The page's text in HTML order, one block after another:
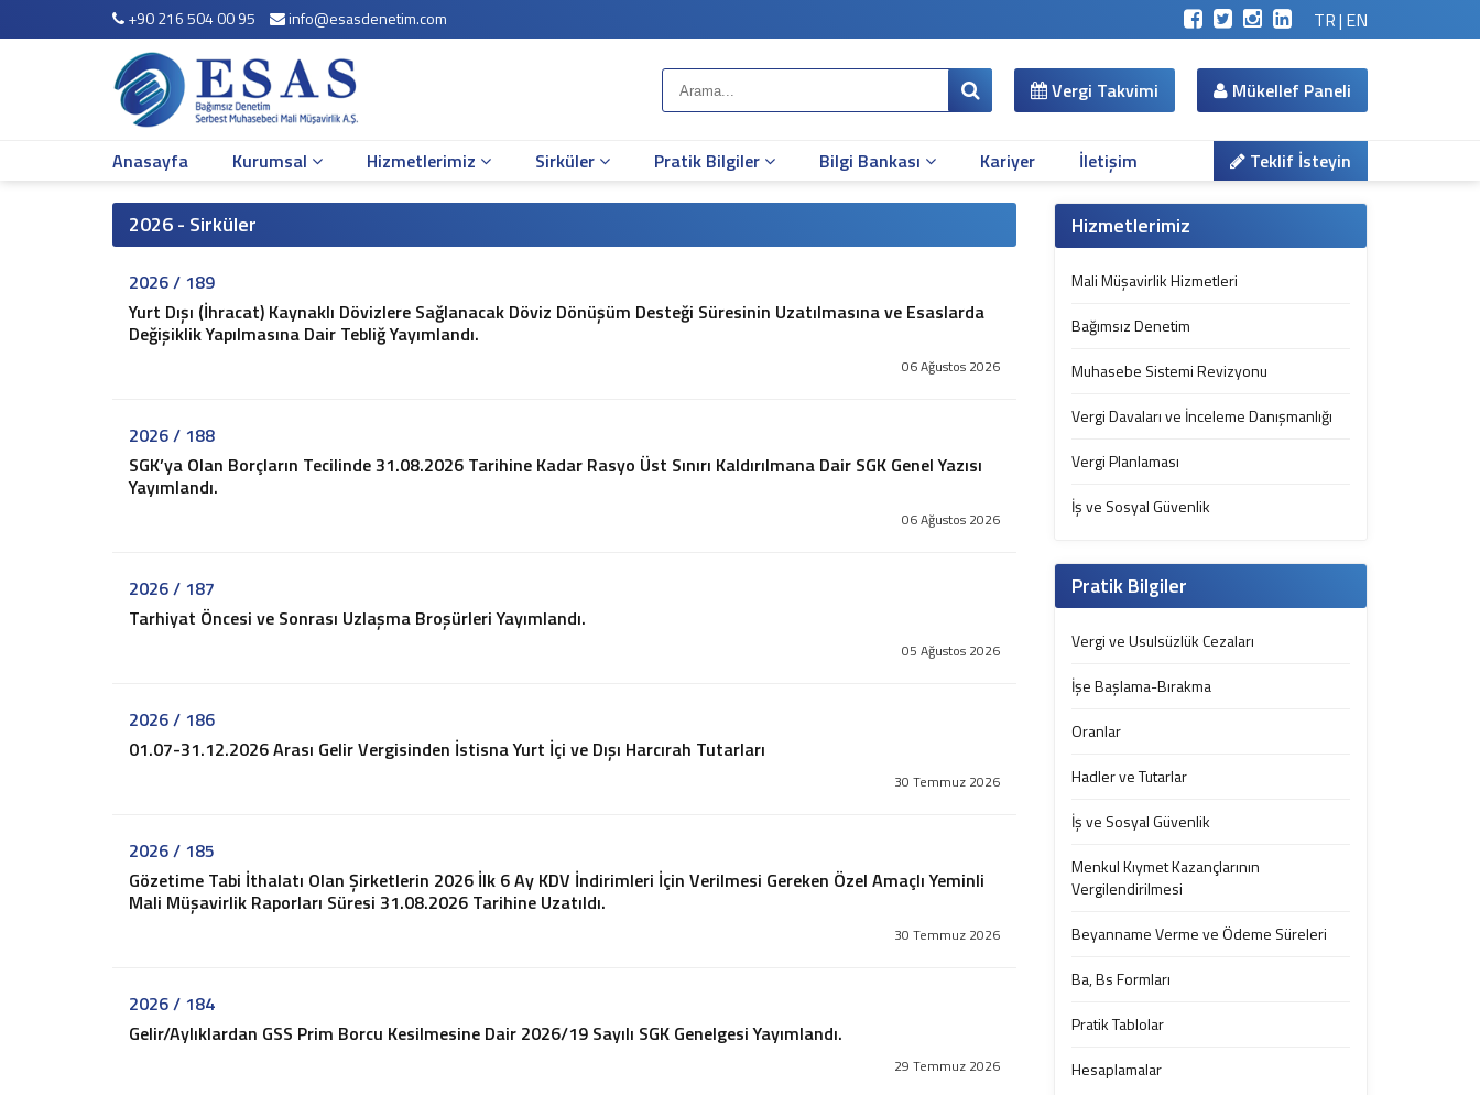
Anasayfa
Misyonumuz
Yönetim Kadromuz
Şirket Bilgileri
Mali Müşavirlik Hizmetleri
Bağımsız Denetim
Vergi Planlaması
2019 - Sirküler
2017 - Sirküler
Vergi ve Usulsüzlük Cezaları
İşe Başlama-Bırakma
İş ve Sosyal Güvenlik
Beyanname Verme ve Ödeme Süreleri
+90 216 504 00 95 info@esasdenetim.com TR| EN
Vergi Takvimi Mükellef Paneli
Anasayfa Kurumsal Hizmetlerimiz Sirküler Pratik Bilgiler Bilgi Bankası Kariyer İletişim Teklif İsteyin
2026 - Sirküler
2026 / 189
Yurt Dışı (İhracat) Kaynaklı Dövizlere Sağlanacak Döviz Dönüşüm Desteği Süresinin Uzatılmasına ve Esaslarda
Değişiklik Yapılmasına Dair Tebliğ Yayımlandı.
06 Ağustos 2026
2026 / 188
SGK’ya Olan Borçların Tecilinde 31.08.2026 Tarihine Kadar Rasyo Üst Sınırı Kaldırılmana Dair SGK Genel Yazısı
Yayımlandı.
06 Ağustos 2026
2026 / 187
Tarhiyat Öncesi ve Sonrası Uzlaşma Broşürleri Yayımlandı.
05 Ağustos 2026
2026 / 186
01.07-31.12.2026 Arası Gelir Vergisinden İstisna Yurt İçi ve Dışı Harcırah Tutarları
30 Temmuz 2026
2026 / 185
Gözetime Tabi İthalatı Olan Şirketlerin 2026 İlk 6 Ay KDV İndirimleri İçin Verilmesi Gereken Özel Amaçlı Yeminli
Mali Müşavirlik Raporları Süresi 31.08.2026 Tarihine Uzatıldı.
30 Temmuz 2026
2026 / 184
Gelir/Aylıklardan GSS Prim Borcu Kesilmesine Dair 2026/19 Sayılı SGK Genelgesi Yayımlandı.
29 Temmuz 2026
Hizmetlerimiz
Mali Müşavirlik Hizmetleri
Bağımsız Denetim
Muhasebe Sistemi Revizyonu
Vergi Davaları ve İnceleme Danışmanlığı
Vergi Planlaması
İş ve Sosyal Güvenlik
Pratik Bilgiler
Vergi ve Usulsüzlük Cezaları
İşe Başlama-Bırakma
Oranlar
Hadler ve Tutarlar
İş ve Sosyal Güvenlik
Menkul Kıymet Kazançlarının
Vergilendirilmesi
Beyanname Verme ve Ödeme Süreleri
Ba, Bs Formları
Pratik Tablolar
Hesaplamalar